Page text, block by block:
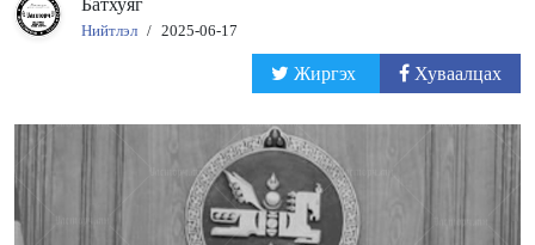
Батхуяг
Нийтлэл / 2025-06-17
Жиргэх Хуваалцах